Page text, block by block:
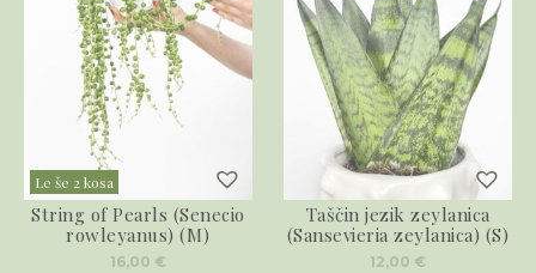
Le še 2 kosa
String of Pearls (Senecio
rowleyanus) (M)
16,00 €
Taščin jezik zeylanica
(Sansevieria zeylanica) (S)
12,00 €